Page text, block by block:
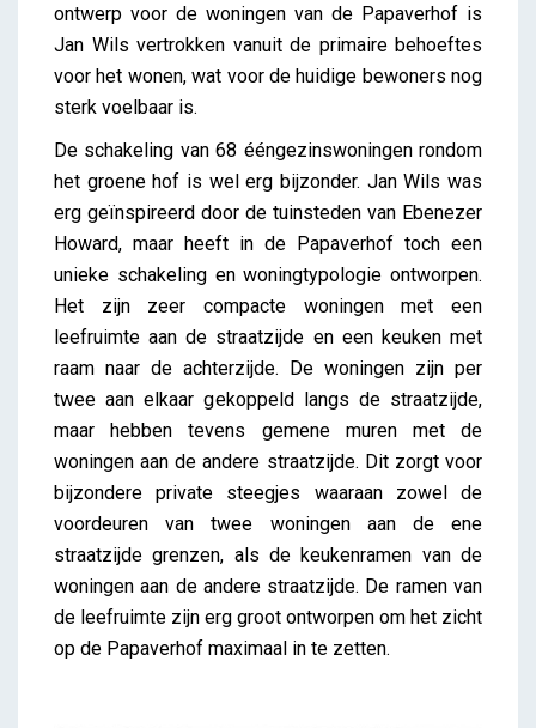
ontwerp voor de woningen van de Papaverhof is
Jan Wils vertrokken vanuit de primaire behoeftes
voor het wonen, wat voor de huidige bewoners nog
sterk voelbaar is.
De schakeling van 68 ééngezinswoningen rondom
het groene hof is wel erg bijzonder. Jan Wils was
erg geïnspireerd door de tuinsteden van Ebenezer
Howard, maar heeft in de Papaverhof toch een
unieke schakeling en woningtypologie ontworpen.
Het zijn zeer compacte woningen met een
leefruimte aan de straatzijde en een keuken met
raam naar de achterzijde. De woningen zijn per
twee aan elkaar gekoppeld langs de straatzijde,
maar hebben tevens gemene muren met de
woningen aan de andere straatzijde. Dit zorgt voor
bijzondere private steegjes waaraan zowel de
voordeuren van twee woningen aan de ene
straatzijde grenzen, als de keukenramen van de
woningen aan de andere straatzijde. De ramen van
de leefruimte zijn erg groot ontworpen om het zicht
op de Papaverhof maximaal in te zetten.